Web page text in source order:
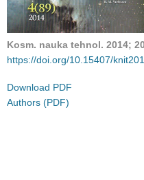
Kosm. nauka tehnol. 2014;
https://doi.org/10.15407/
Download PDF
Authors (PDF)